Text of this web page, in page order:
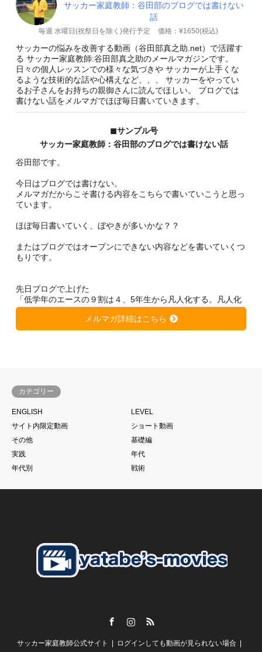
サッカー家庭教師：谷田部のブログでは書けない
話
毎週 水曜日(祝祭日を除く)発行予定 価格：¥1650(税込)
サッカーの悩みを改善する動画（谷田部真之助.net）で活躍す
る サッカー家庭教師:谷田部真之助のメールマガジンです。
日々の個人レッスンでの様々な気づきや サッカーが上手くな
るような技術的な話や心構えなど、、、 サッカーをやってい
るお子さんをお持ちの親御さんに読んでほしい。 ブログでは
書けない話をメルマガでほぼ毎日書いていきます。
◼︎サンプル号
サッカー家庭教師：谷田部のブログでは書けない話
谷田部です。
今日はブログでは書けない。
メルマガだからこそ書ける内容をこちらで書いていこうと思っ
ています。
ほぼ毎日書いていく、ぼやきが多いかな？？
またはブログではオープンにできない内容などを書いていくつ
もりです。
先日ブログで上げた
「低学年のエースの９割は４、5年生から凡人化する。凡人化
しないために、、、」
https://soccer-kateikyousi.com/daihyoublog/archives/7684.htm
l
す。
当たり前と言われるかもしれません。
もちろん個の力
それでものめり込みすぎて、そこをおざなりにする
す。
私がずっと言い続けている
「親御さんの理解」
【スクールの必要性とは？】
谷田部としては
メルマガ詳細はこちら
カテゴリー
ENGLISH
LEVEL
サイト内限定動画
ショート動画
その他
基礎編
実践
年代
年代別
戦術
サッカー家庭教師公式サイト ログインしても動画が見られない場合